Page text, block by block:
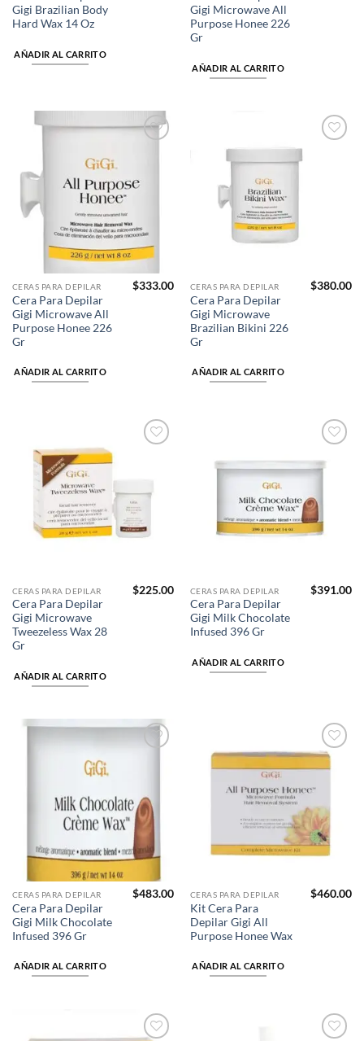
Gigi Brazilian Body
Hard Wax 14 Oz
AÑADIR AL CARRITO
Gigi Microwave All
Purpose Honee 226
Gr
AÑADIR AL CARRITO
deseos
CERAS PARA DEPILAR
Cera Para Depilar
Gigi Microwave All
Purpose Honee 226
Gr
$333.00
AÑADIR AL CARRITO
CERAS PARA DEPILAR
Cera Para Depilar
Gigi Microwave
Brazilian Bikini 226
Gr
$380.00
AÑADIR AL CARRITO
CERAS PARA DEPILAR
Cera Para Depilar
Gigi Microwave
Tweezeless Wax 28
Gr
$225.00
AÑADIR AL CARRITO
a la
CERAS PARA DEPILAR
Cera Para Depilar
Gigi Milk Chocolate
Infused 396 Gr
$391.00
AÑADIR AL CARRITO
CERAS PARA DEPILAR
Cera Para Depilar
Gigi Milk Chocolate
Infused 396 Gr
$483.00
AÑADIR AL CARRITO
Añadir
a la
CERAS PARA DEPILAR
Kit Cera Para
Depilar Gigi All
Purpose Honee Wax
$460.00
AÑADIR AL CARRITO